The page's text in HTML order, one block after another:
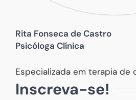
Rita Fonseca de Castro
Psicóloga Clínica
Especializada em terapia de
Inscreva-se!